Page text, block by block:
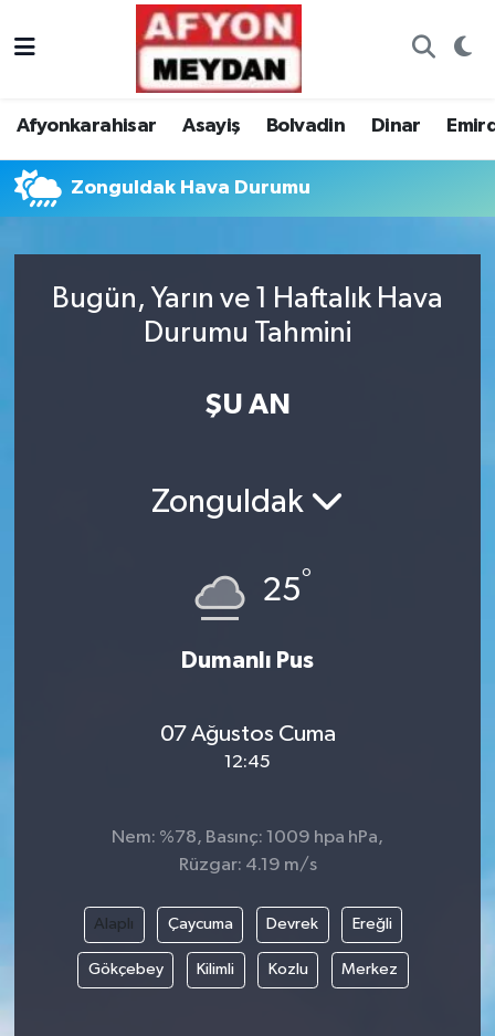
Afyonkarahisar Asayiş Bolvadin Dinar
Zonguldak Hava Durumu
Bugün, Yarın ve 1 Haftalık Hava
Durumu Tahmini
ŞU AN
Zonguldak
25°
Dumanlı Pus
07 Ağustos Cuma
12:45
Nem: %78, Basınç: 1009 hpa hPa,
Rüzgar: 4.19 m/s
Alaplı Çaycuma Devrek Ereğli
Gökçebey Kilimli Kozlu Merkez
Nöbetçi Eczaneler
Trafik Durumu
Süper Lig Puan Durumu ve Fikstür
Tüm Manşetler